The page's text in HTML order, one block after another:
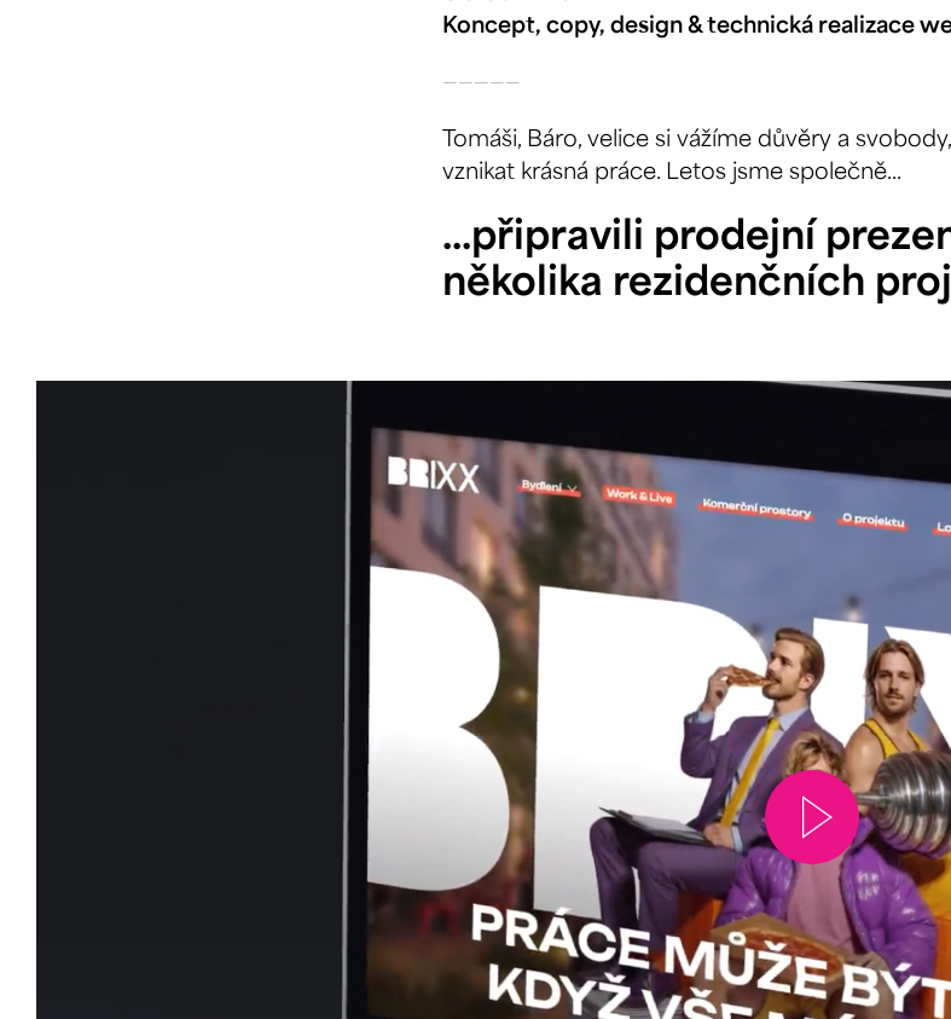
Koncept, copy, design & technická realizace
—————
Tomáši, Báro, velice si vážíme důvěry a
vznikat krásná práce. Letos jsme společně...
...připravili prodejní
několika rezidenčních